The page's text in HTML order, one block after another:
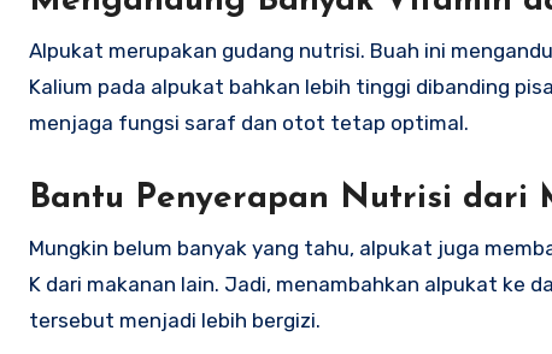
Alpukat merupakan gudang nutrisi. Buah ini
Kalium pada alpukat bahkan lebih tinggi dibanding
menjaga fungsi saraf dan otot tetap optimal.
Bantu Penyerapan Nutrisi dari
Mungkin belum banyak yang tahu, alpukat juga
K dari makanan lain. Jadi, menambahkan alpukat ke
tersebut menjadi lebih bergizi.